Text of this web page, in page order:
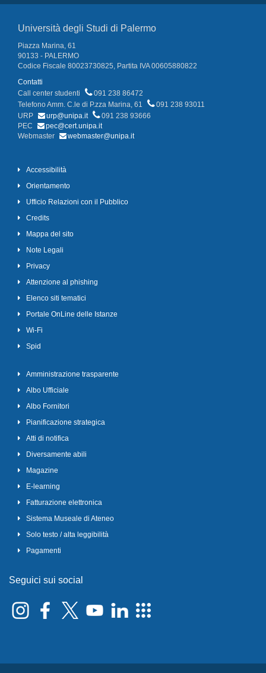
Università degli Studi di Palermo
Piazza Marina, 61
90133 - PALERMO
Codice Fiscale 80023730825, Partita IVA 00605880822
Contatti
Call center studenti
091 238 86472
Telefono Amm. C.le di P.zza Marina, 61
091 238 93011
URP
urp@unipa.it
091 238 93666
PEC
pec@cert.unipa.it
Webmaster
webmaster@unipa.it
Accessibilità
Orientamento
Ufficio Relazioni con il Pubblico
Credits
Mappa del sito
Note Legali
Privacy
Attenzione al phishing
Elenco siti tematici
Portale OnLine delle Istanze
Wi-Fi
Spid
Amministrazione trasparente
Albo Ufficiale
Albo Fornitori
Pianificazione strategica
Atti di notifica
Diversamente abili
Magazine
E-learning
Fatturazione elettronica
Sistema Museale di Ateneo
Solo testo / alta leggibilità
Pagamenti
Seguici sui social